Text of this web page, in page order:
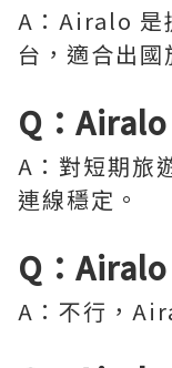
A：Airalo 是
台，適合出國
Q：Airalo
A：對短期旅
連線穩定。
Q：Airalo
A：不行，